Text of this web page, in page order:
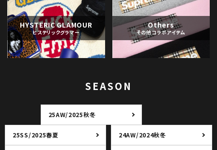
HYSTERIC GLAMOUR
ヒステリックグラマー
Others
その他コラボアイテム
SEASON
25AW/2025秋冬
25SS/2025春夏 24AW/2024秋冬